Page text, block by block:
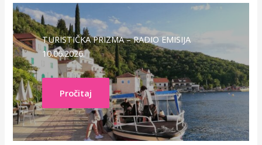
TURISTIČKA PRIZMA – RADIO EMISIJA
10.06.2026.
Pročitaj